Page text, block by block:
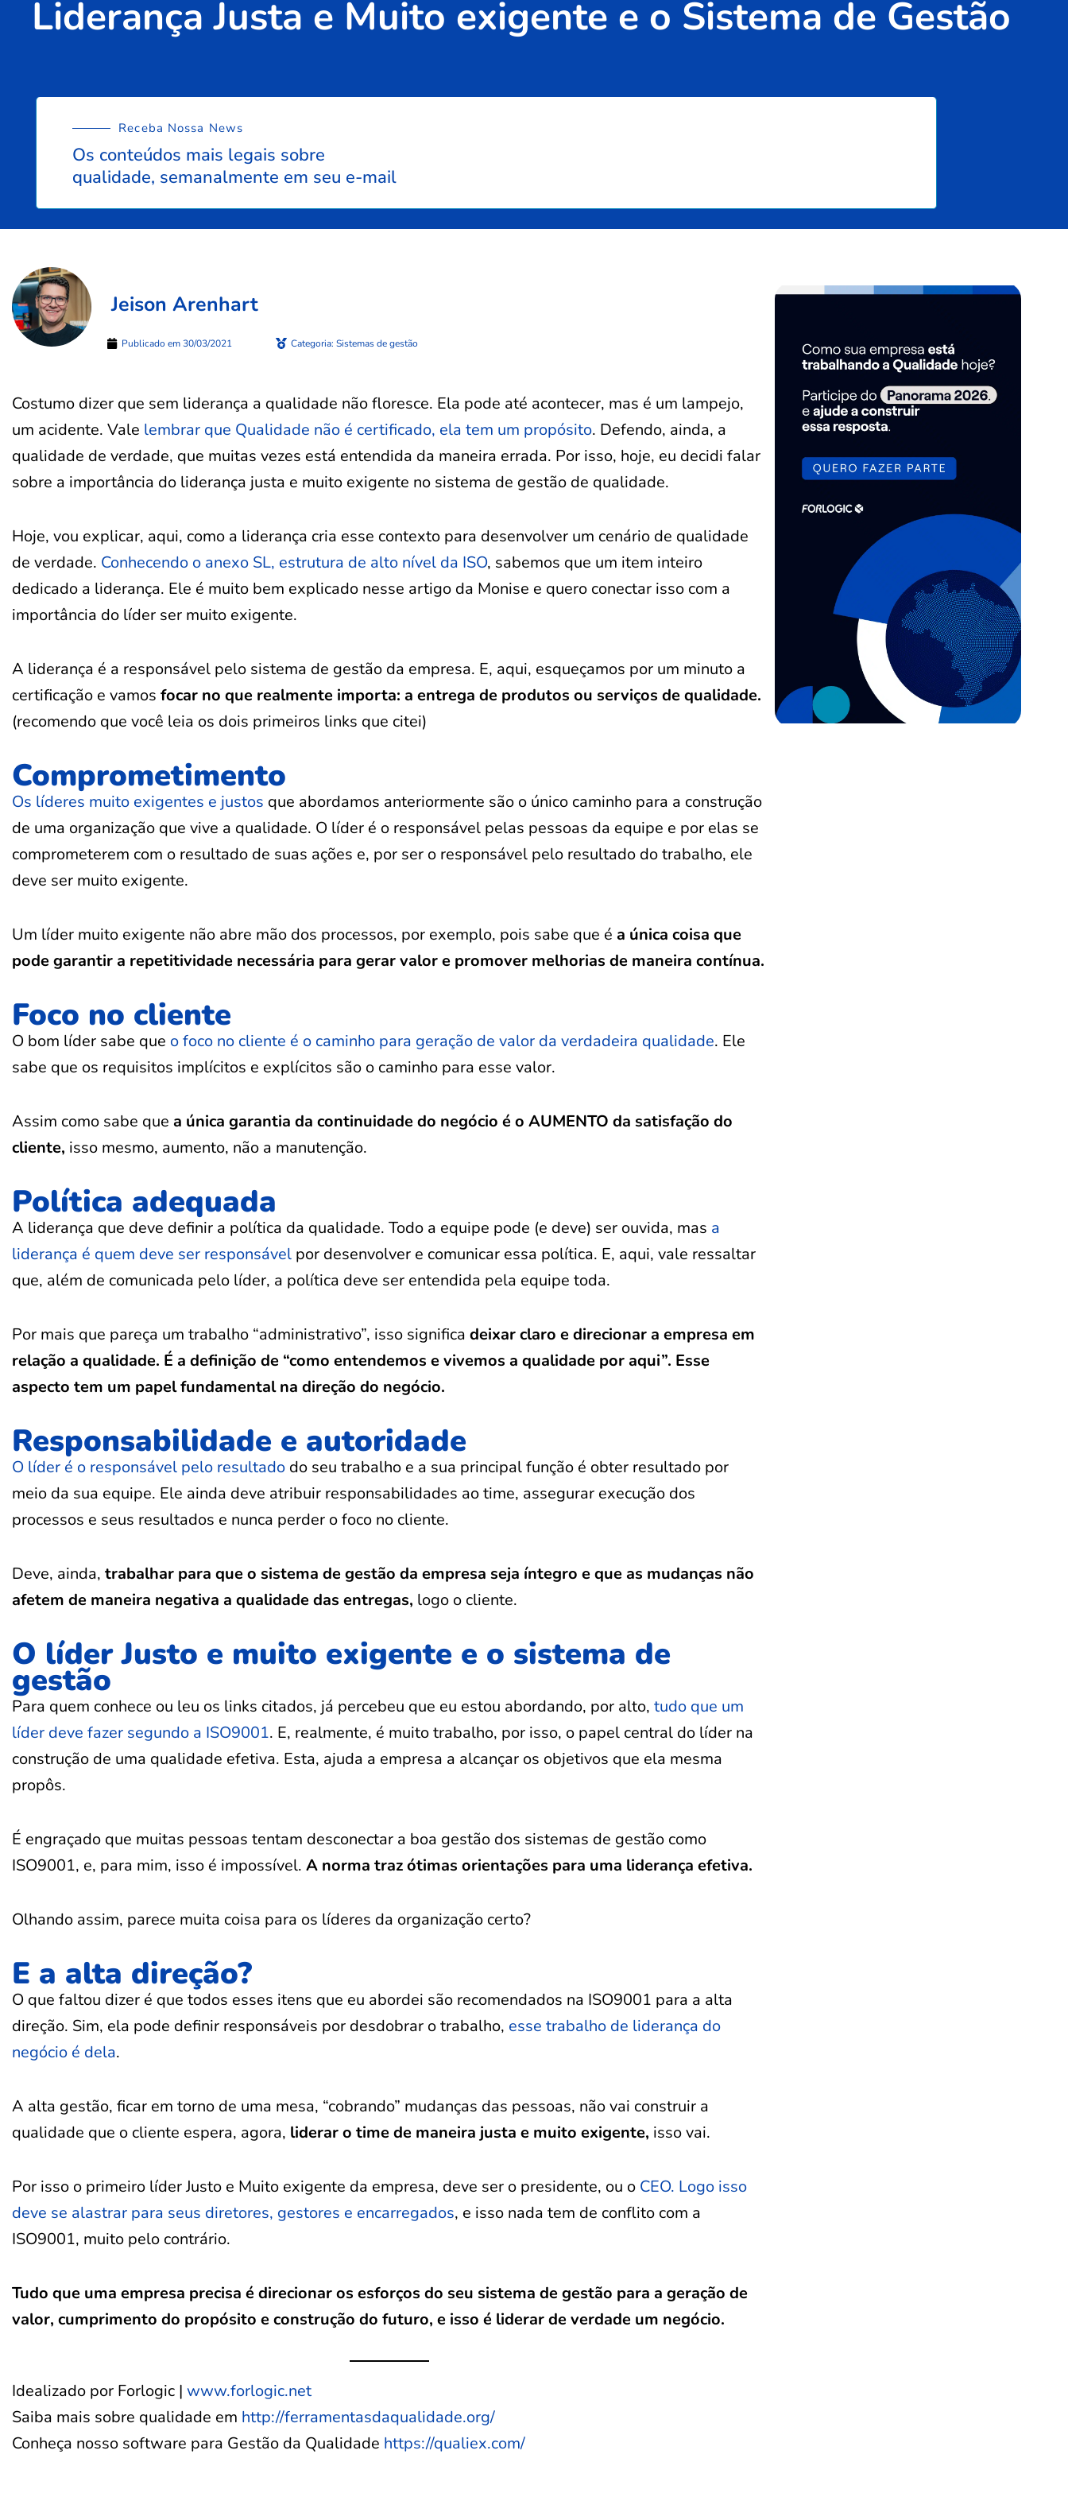
Liderança Justa e Muito exigente e o Sistema de Gestão
Receba Nossa News
Os conteúdos mais legais sobre
qualidade, semanalmente em seu e-mail
Jeison Arenhart
Publicado em30/03/2021 Categoria: Sistemas de gestão
Costumo dizer que sem liderança a qualidade não floresce. Ela pode até acontecer, mas é um lampejo,
um acidente. Vale lembrar que Qualidade não é certificado, ela tem um propósito. Defendo, ainda, a
qualidade de verdade, que muitas vezes está entendida da maneira errada. Por isso, hoje, eu decidi falar
sobre a importância do liderança justa e muito exigente no sistema de gestão de qualidade.
Hoje, vou explicar, aqui, como a liderança cria esse contexto para desenvolver um cenário de qualidade
de verdade. Conhecendo o anexo SL, estrutura de alto nível da ISO, sabemos que um item inteiro
dedicado a liderança. Ele é muito bem explicado nesse artigo da Monise e quero conectar isso com a
importância do líder ser muito exigente.
A liderança é a responsável pelo sistema de gestão da empresa. E, aqui, esqueçamos por um minuto a
certificação e vamos focar no que realmente importa: a entrega de produtos ou serviços de qualidade.
(recomendo que você leia os dois primeiros links que citei)
Comprometimento
Os líderes muito exigentes e justos que abordamos anteriormente são o único caminho para a construção
de uma organização que vive a qualidade. O líder é o responsável pelas pessoas da equipe e por elas se
comprometerem com o resultado de suas ações e, por ser o responsável pelo resultado do trabalho, ele
deve ser muito exigente.
Um líder muito exigente não abre mão dos processos, por exemplo, pois sabe que é a única coisa que
pode garantir a repetitividade necessária para gerar valor e promover melhorias de maneira contínua.
Foco no cliente
O bom líder sabe que o foco no cliente é o caminho para geração de valor da verdadeira qualidade. Ele
sabe que os requisitos implícitos e explícitos são o caminho para esse valor.
Assim como sabe que a única garantia da continuidade do negócio é o AUMENTO da satisfação do
cliente, isso mesmo, aumento, não a manutenção.
Política adequada
A liderança que deve definir a política da qualidade. Todo a equipe pode (e deve) ser ouvida, mas a
liderança é quem deve ser responsável por desenvolver e comunicar essa política. E, aqui, vale ressaltar
que, além de comunicada pelo líder, a política deve ser entendida pela equipe toda.
Por mais que pareça um trabalho “administrativo”, isso significa deixar claro e direcionar a empresa em
relação a qualidade. É a definição de “como entendemos e vivemos a qualidade por aqui”. Esse
aspecto tem um papel fundamental na direção do negócio.
Responsabilidade e autoridade
O líder é o responsável pelo resultado do seu trabalho e a sua principal função é obter resultado por
meio da sua equipe. Ele ainda deve atribuir responsabilidades ao time, assegurar execução dos
processos e seus resultados e nunca perder o foco no cliente.
Deve, ainda, trabalhar para que o sistema de gestão da empresa seja íntegro e que as mudanças não
afetem de maneira negativa a qualidade das entregas, logo o cliente.
O líder Justo e muito exigente e o sistema de
gestão
Para quem conhece ou leu os links citados, já percebeu que eu estou abordando, por alto, tudo que um
líder deve fazer segundo a ISO9001. E, realmente, é muito trabalho, por isso, o papel central do líder na
construção de uma qualidade efetiva. Esta, ajuda a empresa a alcançar os objetivos que ela mesma
propôs.
É engraçado que muitas pessoas tentam desconectar a boa gestão dos sistemas de gestão como
ISO9001, e, para mim, isso é impossível. A norma traz ótimas orientações para uma liderança efetiva.
Olhando assim, parece muita coisa para os líderes da organização certo?
E a alta direção?
O que faltou dizer é que todos esses itens que eu abordei são recomendados na ISO9001 para a alta
direção. Sim, ela pode definir responsáveis por desdobrar o trabalho, esse trabalho de liderança do
negócio é dela.
A alta gestão, ficar em torno de uma mesa, “cobrando” mudanças das pessoas, não vai construir a
qualidade que o cliente espera, agora, liderar o time de maneira justa e muito exigente, isso vai.
Por isso o primeiro líder Justo e Muito exigente da empresa, deve ser o presidente, ou o CEO. Logo isso
deve se alastrar para seus diretores, gestores e encarregados, e isso nada tem de conflito com a
ISO9001, muito pelo contrário.
Tudo que uma empresa precisa é direcionar os esforços do seu sistema de gestão para a geração de
valor, cumprimento do propósito e construção do futuro, e isso é liderar de verdade um negócio.
Idealizado por Forlogic | www.forlogic.net
Saiba mais sobre qualidade em http://ferramentasdaqualidade.org/
Conheça nosso software para Gestão da Qualidade https://qualiex.com/